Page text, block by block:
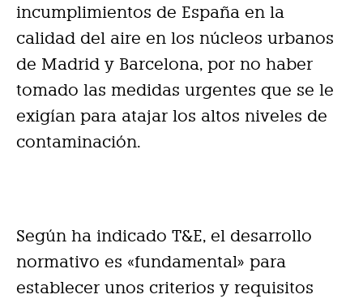
incumplimientos de España en la
calidad del aire en los núcleos urbanos
de Madrid y Barcelona, por no haber
tomado las medidas urgentes que se le
exigían para atajar los altos niveles de
contaminación.
Según ha indicado T&E, el desarrollo
normativo es «fundamental» para
establecer unos criterios y requisitos